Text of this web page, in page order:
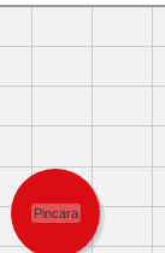
Pincara